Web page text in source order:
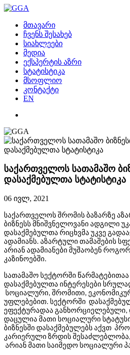
მთავარი
ჩვენს შესახებ
სიახლეები
მედია
ექსპერტის აზრი
სტატისტიკა
მსოფლიო
კონტაქტი
EN
საქართველოს სათამაშო
დასაქმებულთა სტატისტიკა
06 ივლ, 2021
საქართველოს შრომის ბაზარზე
ბიზნესს მნიშვნელოვანი ადგილი
დასაქმებულთა რიცხვმა უკვე
ადამიანს. აზარტული თამაშების
არიან ადამიანები მუშაობენ
კაზინოებში.
სათამაშო სექტორში
დასაქმებულთა ინტერესები
სოციალური, შრომითი,
უფლებებით. სექტორში
ეფექტურადაა განხორციელებული,
დაცულია მათი სოციალური
ბიზნესში დასაქმებულებს აქვთ
კარიერული ზრდის შესაძლებლობა,
არიან მათი საიმედო სოციალური